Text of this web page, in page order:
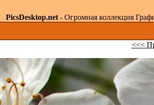
PicsDesktop.net- Огромная коллекция
<<<